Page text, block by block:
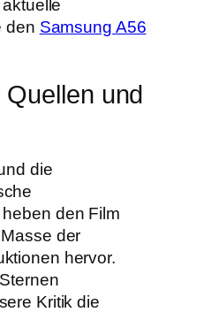
den Samsung A56
und
die
den Film
der
hervor.
Kritik die